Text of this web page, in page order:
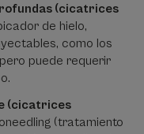
(cicatrices
de hielo,
como los
puede requerir
(cicatrices
(tratamiento